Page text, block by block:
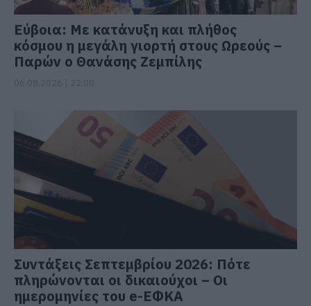
Εύβοια: Με κατάνυξη και πλήθος
κόσμου η μεγάλη γιορτή στους Ωρεούς –
Παρών ο Θανάσης Ζεμπίλης
Συντάξεις Σεπτεμβρίου 2026: Πότε
πληρώνονται οι δικαιούχοι – Οι
ημερομηνίες του e-ΕΦΚΑ